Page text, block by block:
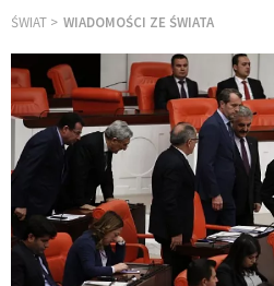
ŚWIAT WIADOMOŚCI ZE ŚWIATA